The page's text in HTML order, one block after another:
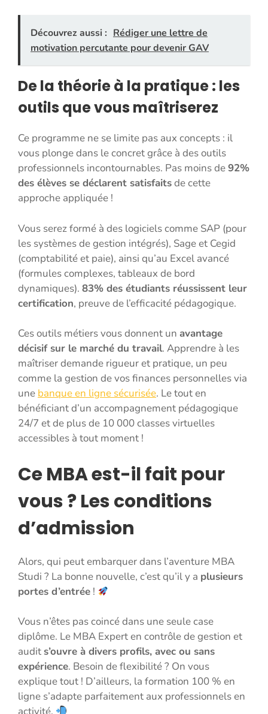
Découvrez aussi : Rédiger une lettre de
motivation percutante pour devenir GAV
De la théorie à la pratique : les
outils que vous maîtriserez
Ce programme ne se limite pas aux concepts : il
vous plonge dans le concret grâce à des outils
professionnels incontournables. Pas moins de92%
des élèves se déclarent satisfaitsde cette
approche appliquée !
Vous serez formé à des logiciels comme SAP (pour
les systèmes de gestion intégrés), Sage et Cegid
(comptabilité et paie), ainsi qu’au Excel avancé
(formules complexes, tableaux de bord
dynamiques). 83% des étudiants réussissent leur
certification, preuve de l’efficacité pédagogique.
Ces outils métiers vous donnent un avantage
décisif sur le marché du travail. Apprendre à les
maîtriser demande rigueur et pratique, un peu
comme la gestion de vos finances personnelles via
une banque en ligne sécurisée. Le tout en
bénéficiant d’un accompagnement pédagogique
24/7 et de plus de 10 000 classes virtuelles
accessibles à tout moment !
Ce MBA est-il fait pour
vous ? Les conditions
d’admission
Alors, qui peut embarquer dans l’aventure MBA
Studi ? La bonne nouvelle, c’est qu’il y a plusieurs
portes d’entrée !
Vous n’êtes pas coincé dans une seule case
diplôme. Le MBA Expert en contrôle de gestion et
audits’ouvre à divers profils, avec ou sans
expérience. Besoin de flexibilité ? On vous
explique tout ! D’ailleurs, la formation 100 % en
ligne s’adapte parfaitement aux professionnels en